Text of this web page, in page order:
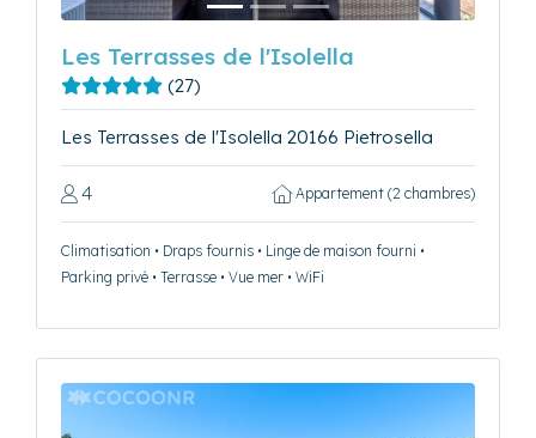
Les Terrasses de l'Isolella
(27)
Les Terrasses de l'Isolella 20166 Pietrosella
4 Appartement (2 chambres)
Climatisation • Draps fournis • Linge de maison fourni •
Parking privé • Terrasse • Vue mer • WiFi